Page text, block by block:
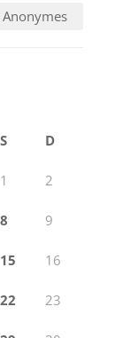
S D
1 2
8 9
15 16
22 23